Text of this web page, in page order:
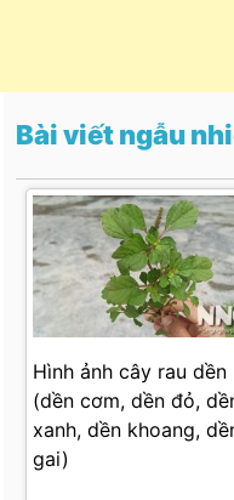
Bài viết ngẫu
Hình ảnh cây rau dền
(dền cơm, dền đỏ,
xanh, dền khoang,
gai)